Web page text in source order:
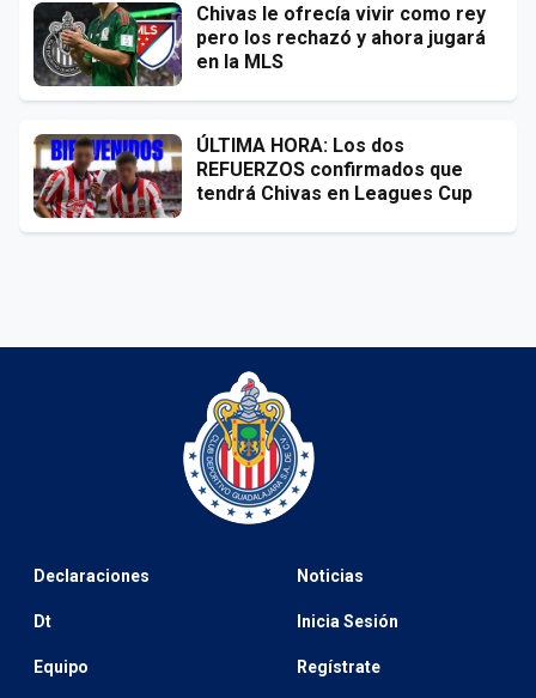
Chivas le ofrecía vivir como rey
pero los rechazó y ahora jugará
en la MLS
ÚLTIMA HORA: Los dos
REFUERZOS confirmados que
tendrá Chivas en Leagues Cup
Declaraciones
Dt
Equipo
Noticias
Inicia Sesión
Regístrate